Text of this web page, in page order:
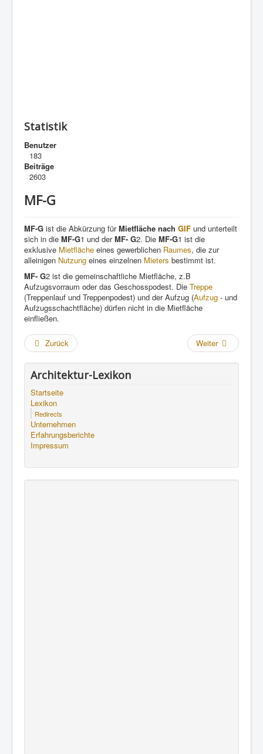
Statistik
Benutzer
183
Beiträge
2603
MF-G
MF-G ist die Abkürzung fürMietfläche nach GIF und unterteilt
sich in die MF-G1 und derMF- G2. Die MF-G1 ist die
exklusive Mietfläche eines gewerblichen Raumes, die zur
alleinigen Nutzung eines einzelnen Mieters bestimmt ist.
MF- G2 ist die gemeinschaftliche Mietfläche, z.B
Aufzugsvorraum oder das Geschosspodest. Die Treppe
(Treppenlauf und Treppenpodest) und der Aufzug (Aufzug - und
Aufzugsschachtfläche) dürfen nicht in die Mietfläche
einfließen.
Zurück Weiter
Architektur-Lexikon
Startseite
Lexikon
Redirects
Unternehmen
Erfahrungsberichte
Impressum